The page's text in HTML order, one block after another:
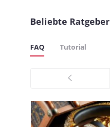
Beliebte Ratgeber
FAQ Tutorial